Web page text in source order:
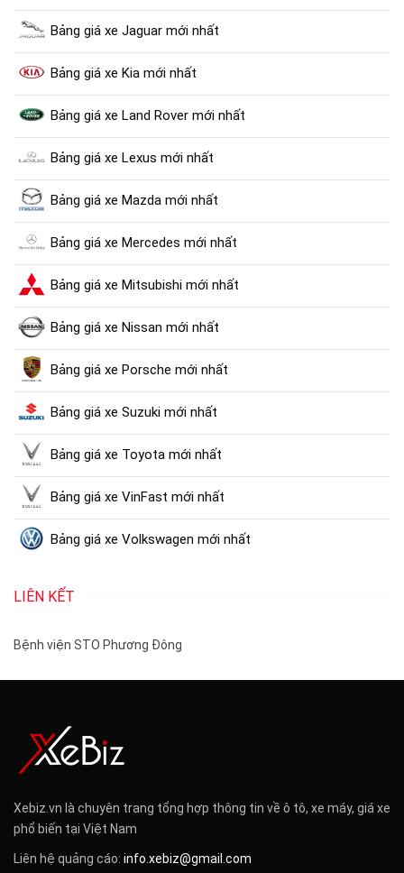
Bảng giá xe Jaguar mới nhất
Bảng giá xe Kia mới nhất
Bảng giá xe Land Rover mới nhất
Bảng giá xe Lexus mới nhất
Bảng giá xe Mazda mới nhất
Bảng giá xe Mercedes mới nhất
Bảng giá xe Mitsubishi mới nhất
Bảng giá xe Nissan mới nhất
Bảng giá xe Porsche mới nhất
Bảng giá xe Suzuki mới nhất
Bảng giá xe Toyota mới nhất
Bảng giá xe VinFast mới nhất
Bảng giá xe Volkswagen mới nhất
LIÊN KẾT
Bệnh viện STO Phương Đông
Xebiz.vn là chuyên trang tổng hợp thông tin về ô tô, xe máy, giá xe
phổ biến tại Việt Nam
Liên hệ quảng cáo: info.xebiz@gmail.com